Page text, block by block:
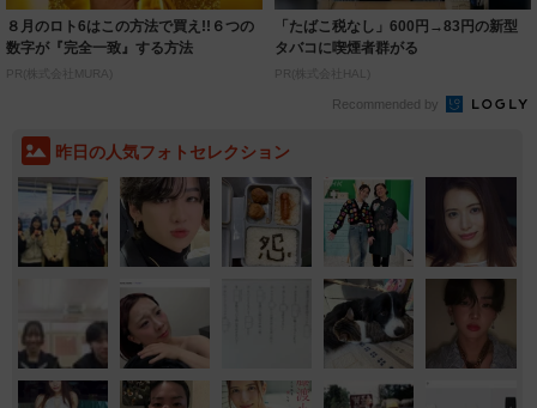
８月のロト6はこの方法で買え!!６つの
数字が『完全一致』する方法
PR(株式会社MURA)
「たばこ税なし」600円→83円の新型
タバコに喫煙者群がる
PR(株式会社HAL)
Recommended by
昨日の人気フォトセレクション